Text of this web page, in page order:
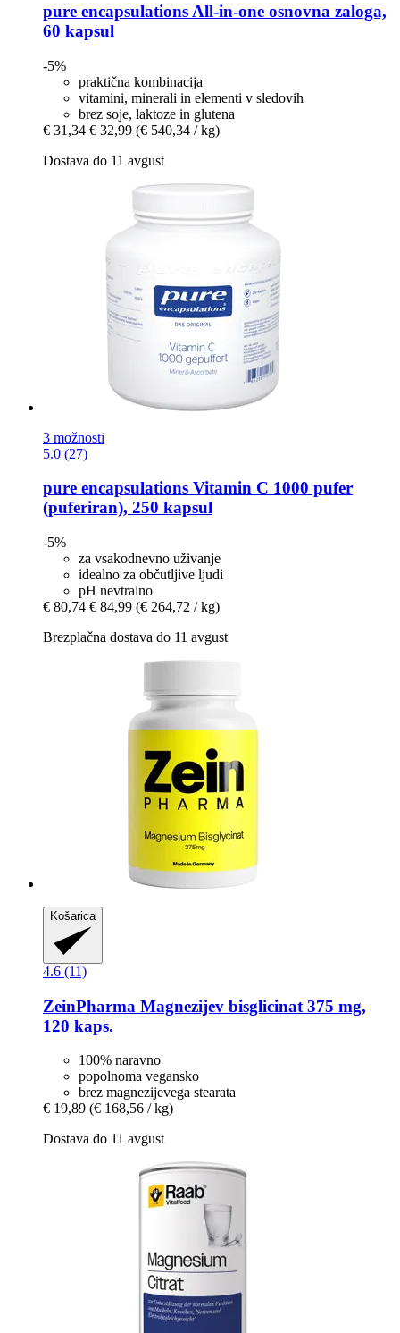
pure encapsulations All-​in-​one osnovna zaloga,
60 kapsul
-5%
praktična kombinacija
vitamini, minerali in elementi v sledovih
brez soje, laktoze in glutena
€ 31,34 € 32,99 (€ 540,34 / kg)
Dostava do 11 avgust
3 možnosti
5.0 (27)
pure encapsulations Vitamin C 1000 pufer
(puferiran), 250 kapsul
-5%
za vsakodnevno uživanje
idealno za občutljive ljudi
pH nevtralno
€ 80,74 € 84,99 (€ 264,72 / kg)
Brezplačna dostava do 11 avgust
Košarica
4.6 (11)
ZeinPharma Magnezijev bisglicinat 375 mg,
120 kaps.
100% naravno
popolnoma vegansko
brez magnezijevega stearata
€ 19,89 (€ 168,56 / kg)
Dostava do 11 avgust